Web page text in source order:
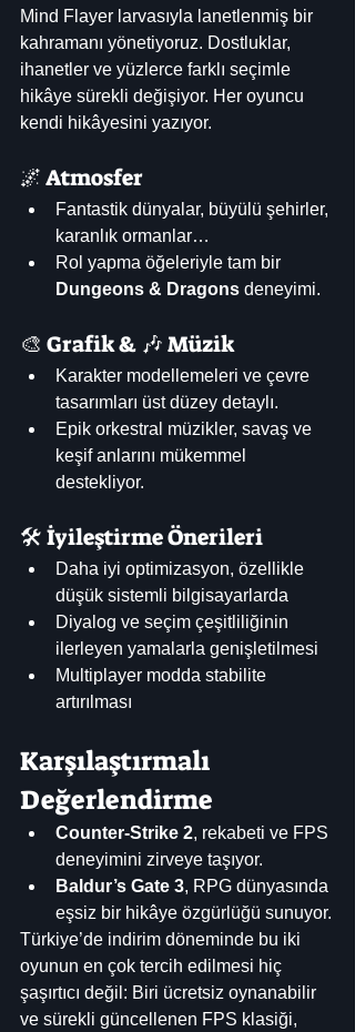
Mind Flayer larvasıyla lanetlenmiş bir
kahramanı yönetiyoruz. Dostluklar,
ihanetler ve yüzlerce farklı seçimle
hikâye sürekli değişiyor. Her oyuncu
kendi hikâyesini yazıyor.
🌌 Atmosfer
Fantastik dünyalar, büyülü şehirler,
karanlık ormanlar…
Rol yapma öğeleriyle tam bir
Dungeons & Dragons deneyimi.
🎨 Grafik & 🎶 Müzik
Karakter modellemeleri ve çevre
tasarımları üst düzey detaylı.
Epik orkestral müzikler, savaş ve
keşif anlarını mükemmel
destekliyor.
🛠️ İyileştirme Önerileri
Daha iyi optimizasyon, özellikle
düşük sistemli bilgisayarlarda
Diyalog ve seçim çeşitliliğinin
ilerleyen yamalarla genişletilmesi
Multiplayer modda stabilite
artırılması
Karşılaştırmalı
Değerlendirme
Counter-Strike 2, rekabeti ve FPS
deneyimini zirveye taşıyor.
Baldur’s Gate 3, RPG dünyasında
eşsiz bir hikâye özgürlüğü sunuyor.
Türkiye’de indirim döneminde bu iki
oyunun en çok tercih edilmesi hiç
şaşırtıcı değil: Biri ücretsiz oynanabilir
ve sürekli güncellenen FPS klasiği,